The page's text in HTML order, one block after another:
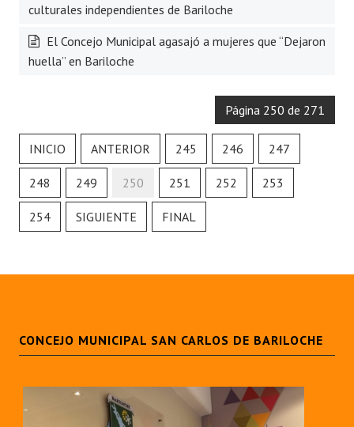
culturales independientes de Bariloche
El Concejo Municipal agasajó a mujeres que “Dejaron
huella” en Bariloche
Página 250 de 271
INICIO ANTERIOR 245 246 247
248 249 250 251 252 253
254 SIGUIENTE FINAL
CONCEJO MUNICIPAL SAN CARLOS DE BARILOCHE